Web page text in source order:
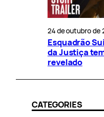
24 de outubro de
Esquadrão
da Justiça
revelado
CATEGORIES